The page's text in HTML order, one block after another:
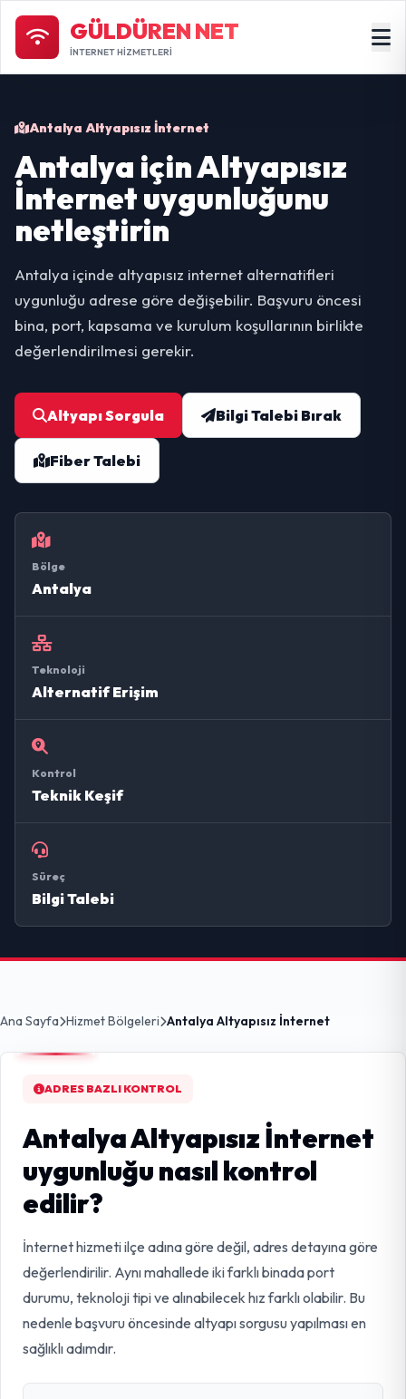
GÜLDÜREN NET
İNTERNET HİZMETLERİ
Antalya Altyapısız İnternet
Antalya için Altyapısız
İnternet uygunluğunu
netleştirin
Antalya içinde altyapısız internet alternatifleri
uygunluğu adrese göre değişebilir. Başvuru öncesi
bina, port, kapsama ve kurulum koşullarının birlikte
değerlendirilmesi gerekir.
Altyapı Sorgula Bilgi Talebi Bırak
Fiber Talebi
Bölge
Antalya
Teknoloji
Alternatif Erişim
Kontrol
Teknik Keşif
Süreç
Bilgi Talebi
Ana Sayfa Hizmet Bölgeleri Antalya Altyapısız İnternet
ADRES BAZLI KONTROL
Antalya Altyapısız İnternet
uygunluğu nasıl kontrol
edilir?
İnternet hizmeti ilçe adına göre değil, adres detayına göre
değerlendirilir. Aynı mahallede iki farklı binada port
durumu, teknoloji tipi ve alınabilecek hız farklı olabilir. Bu
nedenle başvuru öncesinde altyapı sorgusu yapılması en
sağlıklı adımdır.